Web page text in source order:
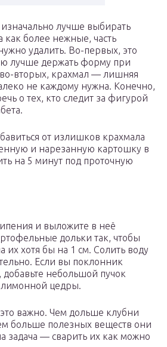
изначально лучше выбирать
как более нежные, часть
удалить. Во-первых, это
лучше держать форму при
вторых, крахмал — лишняя
не каждому нужна. Конечно,
о тех, кто следит за фигурой
от излишков крахмала
и нарезанную картошку в
на 5 минут под проточную
и выложите в неё
дольки так, чтобы
их хотя бы на 1 см. Солить воду
Если вы поклонник
добавьте небольшой пучок
цедры.
важно. Чем дольше клубни
больше полезных веществ они
задача — сварить их как можно